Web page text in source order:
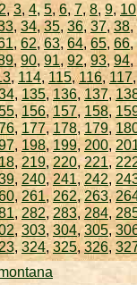
2, 3, 4, 5,6,7, 8, 9, 10
, 34,35, 36, 37,38,
, 62,63,64, 65, 66,
,90, 91,92,93, 94,
, 114,115,116,117
, 135,136,137,
, 156,157, 158,
, 177, 178,179,
, 198,199, 200,
, 219,220,221,
, 240,241,242,
, 261,262,263,
,282,283, 284,
,303, 304,305,
, 324,325, 326,